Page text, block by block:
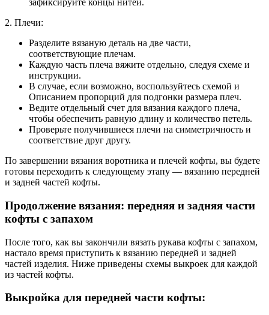
зафиксируйте концы нитей.
2. Плечи:
Разделите вязаную деталь на две части,
соответствующие плечам.
Каждую часть плеча вяжите отдельно, следуя схеме и
инструкции.
В случае, если возможно, воспользуйтесь схемой и
Описанием пропорций для подгонки размера плеч.
Ведите отдельный счет для вязания каждого плеча,
чтобы обеспечить равную длину и количество петель.
Проверьте получившиеся плечи на симметричность и
соответствие друг другу.
По завершении вязания воротника и плечей кофты, вы будете
готовы переходить к следующему этапу — вязанию передней
и задней частей кофты.
Продолжение вязания: передняя и задняя части
кофты с запахом
После того, как вы закончили вязать рукава кофты с запахом,
настало время приступить к вязанию передней и задней
частей изделия. Ниже приведены схемы выкроек для каждой
из частей кофты.
Выкройка для передней части кофты: